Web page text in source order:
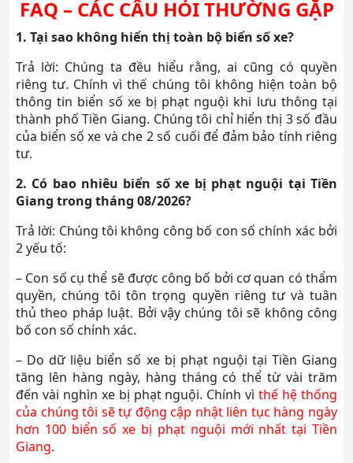
FAQ – CÁC CÂU HỎI THƯỜNG GẶP
1. Tại sao không hiển thị toàn bộ biển số xe?
Trả lời: Chúng ta đều hiểu rằng, ai cũng có quyền
riêng tư. Chính vì thế chúng tôi không hiện toàn bộ
thông tin biển số xe bị phạt nguội khi lưu thông tại
thành phố Tiền Giang. Chúng tôi chỉ hiển thị 3 số đầu
của biển số xe và che 2 số cuối để đảm bảo tính riêng
tư.
2. Có bao nhiêu biển số xe bị phạt nguội tại Tiền
Giang trong tháng 08/2026?
Trả lời: Chúng tôi không công bố con số chính xác bởi
2 yếu tố:
– Con số cụ thể sẽ được công bố bởi cơ quan có thẩm
quyền, chúng tôi tôn trọng quyền riêng tư và tuân
thủ theo pháp luật. Bởi vậy chúng tôi sẽ không công
bố con số chính xác.
– Do dữ liệu biển số xe bị phạt nguội tại Tiền Giang
tăng lên hàng ngày, hàng tháng có thể từ vài trăm
đến vài nghìn xe bị phạt nguội. Chính vìthế hệ thống
của chúng tôi sẽ tự động cập nhật liên tục hàng ngày
hơn 100 biển số xe bị phạt nguội mới nhất tại Tiền
Giang.